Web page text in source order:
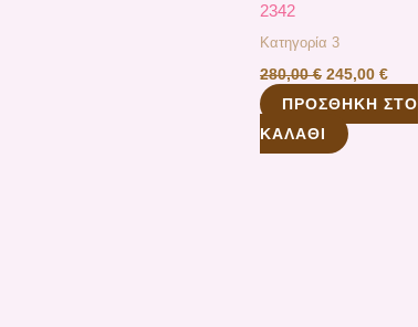
2342
Κατηγορία 3
280,00€ 245,00€
ΠΡΟΣΘΉΚΗ ΣΤΟ
ΚΑΛΆΘΙ